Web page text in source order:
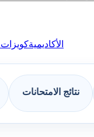
الأكاديميةكويزات
نتائج الامتحانات